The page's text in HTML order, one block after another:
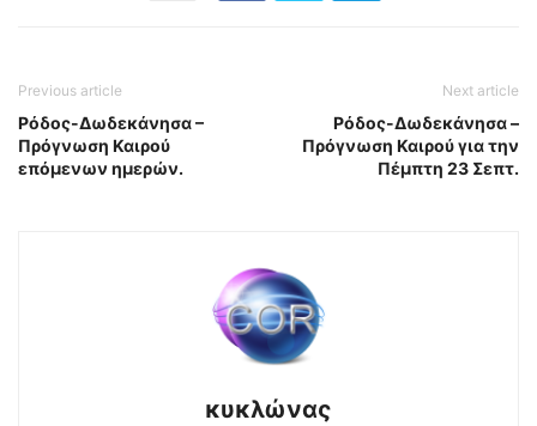
Previous article
Ρόδος-Δωδεκάνησα –
Πρόγνωση Καιρού
επόμενων ημερών.
Next article
Ρόδος-Δωδεκάνησα –
Πρόγνωση Καιρού για την
Πέμπτη 23 Σεπτ.
κυκλώνας